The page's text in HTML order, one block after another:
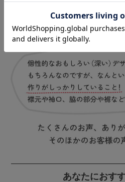
あなたにおす